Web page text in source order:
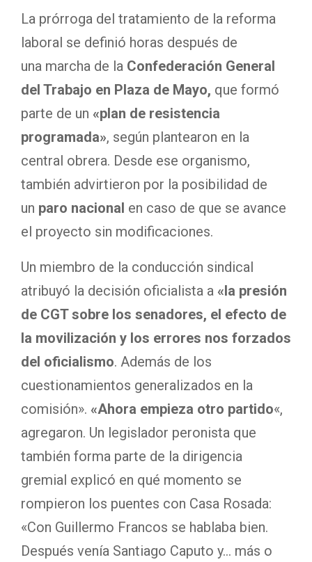
La prórroga del tratamiento de la reforma
laboral se definió horas después de
una marcha de la Confederación General
del Trabajo en Plaza de Mayo, que formó
parte de un «plan de resistencia
programada», según plantearon en la
central obrera. Desde ese organismo,
también advirtieron por la posibilidad de
un paro nacional en caso de que se avance
el proyecto sin modificaciones.
Un miembro de la conducción sindical
atribuyó la decisión oficialista a «la presión
de CGT sobre los senadores, el efecto de
la movilización y los errores nos forzados
del oficialismo. Además de los
cuestionamientos generalizados en la
comisión». «Ahora empieza otro partido«,
agregaron. Un legislador peronista que
también forma parte de la dirigencia
gremial explicó en qué momento se
rompieron los puentes con Casa Rosada:
«Con Guillermo Francos se hablaba bien.
Después venía Santiago Caputo y… más o